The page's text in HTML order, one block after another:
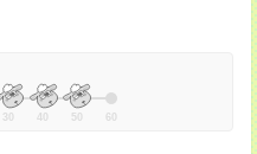
30 40 50 60